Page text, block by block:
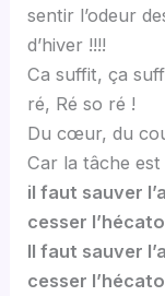
sentir l’odeur
d’hiver !!!!
Ca suffit, ça
ré, Ré so ré !
Du cœur, du
Car la tâche est
il faut sauver
cesser
Il faut sauver
cesser